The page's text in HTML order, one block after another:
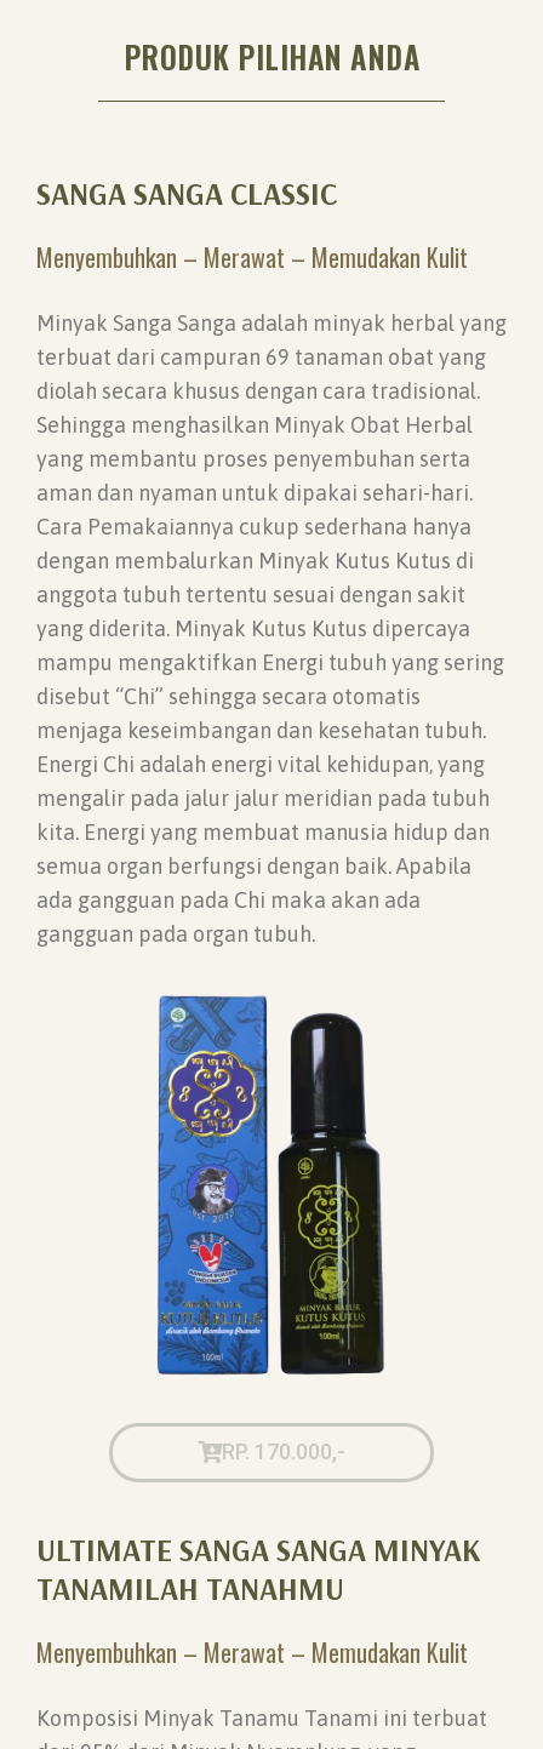
PRODUK PILIHAN ANDA
SANGA SANGA CLASSIC
Menyembuhkan – Merawat – Memudakan Kulit
Minyak Sanga Sanga adalah minyak herbal yang
terbuat dari campuran 69 tanaman obat yang
diolah secara khusus dengan cara tradisional.
Sehingga menghasilkan Minyak Obat Herbal
yang membantu proses penyembuhan serta
aman dan nyaman untuk dipakai sehari-hari.
Cara Pemakaiannya cukup sederhana hanya
dengan membalurkan Minyak Kutus Kutus di
anggota tubuh tertentu sesuai dengan sakit
yang diderita. Minyak Kutus Kutus dipercaya
mampu mengaktifkan Energi tubuh yang sering
disebut “Chi” sehingga secara otomatis
menjaga keseimbangan dan kesehatan tubuh.
Energi Chi adalah energi vital kehidupan, yang
mengalir pada jalur jalur meridian pada tubuh
kita. Energi yang membuat manusia hidup dan
semua organ berfungsi dengan baik. Apabila
ada gangguan pada Chi maka akan ada
gangguan pada organ tubuh.
RP. 170.000,-
ULTIMATE SANGA SANGA MINYAK
TANAMILAH TANAHMU
Menyembuhkan – Merawat – Memudakan Kulit
Komposisi Minyak Tanamu Tanami ini terbuat